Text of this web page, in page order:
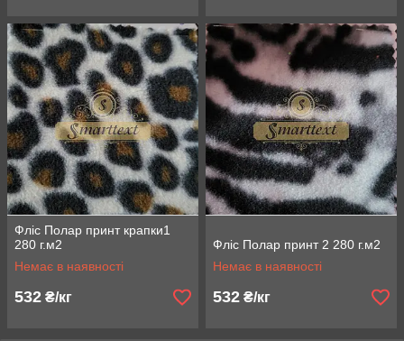
Фліс Полар принт крапки1
280 г.м2
Немає в наявності
532 ₴/кг
Фліс Полар принт 2 280 г.м2
Немає в наявності
532 ₴/кг